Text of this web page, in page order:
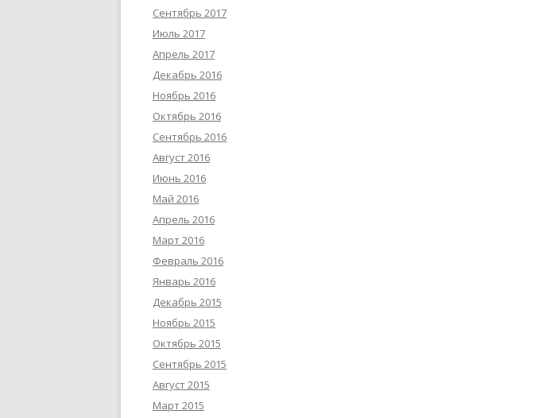
Сентябрь 2017
Июль 2017
Апрель 2017
Декабрь 2016
Ноябрь 2016
Октябрь 2016
Сентябрь 2016
Август 2016
Июнь 2016
Май 2016
Апрель 2016
Март 2016
Февраль 2016
Январь 2016
Декабрь 2015
Ноябрь 2015
Октябрь 2015
Сентябрь 2015
Август 2015
Март 2015